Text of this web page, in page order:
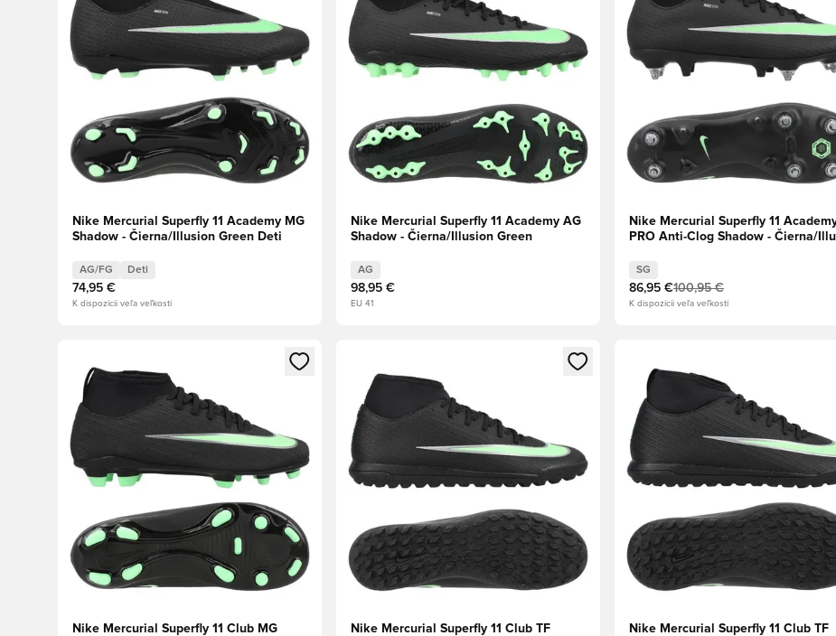
Nike Mercurial Superfly 11 Academy MG
Shadow - Čierna/Illusion Green Deti
AG/FG Deti
74,95 €
K dispozícii veľa veľkostí
Nike Mercurial Superfly 11 Academy AG
Shadow - Čierna/Illusion Green
AG
98,95 €
EU 41
Nike Mercurial Superfly 11
PRO Anti-Clog Shadow - Čierna/
SG
86,95 €100,95 €
K dispozícii veľa veľkostí
Otvorí modál na prihlásenie alebo registráciu ako člen
Nike Mercurial Superfly 11 Club MG
Otvorí modál na prihlásenie alebo registráciu ako člen
Nike Mercurial Superfly 11 Club TF
Otvorí modál na prihlásenie
Nike Mercurial Superfly 11 Club TF